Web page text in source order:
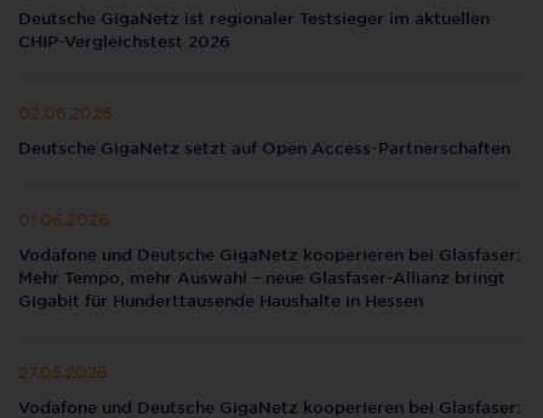
Deutsche GigaNetz ist regionaler Testsieger im aktuellen
CHIP-Vergleichstest 2026
02.06.2026
Deutsche GigaNetz setzt auf Open Access-Partnerschaften
01.06.2026
Vodafone und Deutsche GigaNetz kooperieren bei Glasfaser:
Mehr Tempo, mehr Auswahl – neue Glasfaser-Allianz bringt
Gigabit für Hunderttausende Haushalte in Hessen
27.05.2026
Vodafone und Deutsche GigaNetz kooperieren bei Glasfaser: